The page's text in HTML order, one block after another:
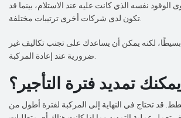
الوقود نفسه الذي كانت عليه عند الاستلام، بينما قد
تكون لدى شركات أخرى ترتيبات مختلفة.
بسيطًا، لكنه يمكن أن يساعدك على تجنب تكاليف غير
ضرورية عند إعادة المركبة.
تمديد فترة التأجير؟
قد تحتاج في النهاية إلى المركبة لفترة أطول من